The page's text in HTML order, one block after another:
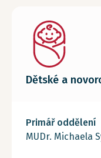
Dětské a
Primář oddělení
MUDr. Michaela